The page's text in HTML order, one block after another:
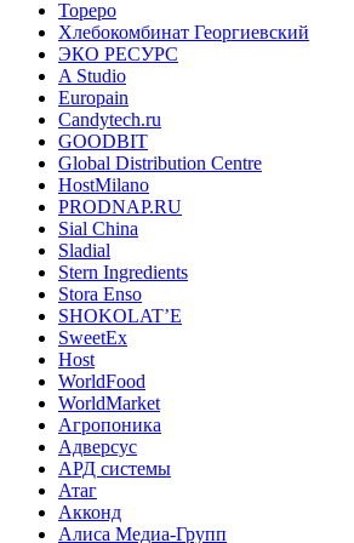
Тореро
Хлебокомбинат Георгиевский
ЭКО РЕСУРС
A Studio
Europain
Candytech.ru
GOODBIT
Global Distribution Centre
HostMilano
PRODNAP.RU
Sial China
Sladial
Stern Ingredients
Stora Enso
SHOKOLAT’E
SweetEx
Host
WorldFood
WorldMarket
Агропоника
Адверсус
АРД системы
Атаг
Акконд
Алиса Медиа-Групп